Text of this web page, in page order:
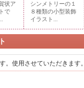
状ア
で
シンメトリーの１
８種類の小型装飾
イラスト...
。使用させていただきます。